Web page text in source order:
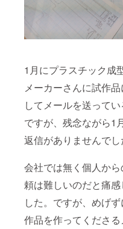
1月にプラスチック成
メーカーさんに試作品
してメールを送って
ですが、残念ながら1
返信がありませんでし
会社では無く個人から
頼は難しいのだと痛感
した。ですが、めげ
作品を作ってくださる